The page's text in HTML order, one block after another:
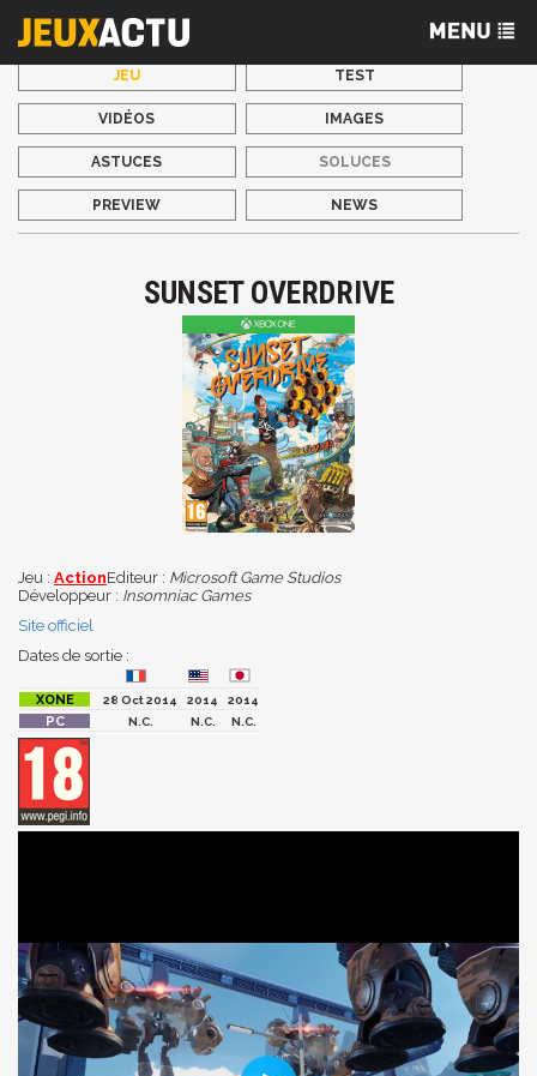
JEU TEST
VIDÉOS IMAGES
ASTUCES SOLUCES
PREVIEW NEWS
SUNSET OVERDRIVE
Jeu : ActionEditeur : Microsoft Game Studios
Développeur : Insomniac Games
Site officiel
Dates de sortie :
28 Oct 2014 2014
2014
N.C.
N.C. N.C.